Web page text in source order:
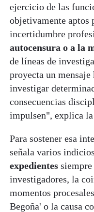
ejercicio de las
objetivamente aptos
incertidumbre
autocensura o a la
de líneas de
proyecta un
investigar
consecuencias
impulsen", explica
Para sostener esa
señala varios
expedientes
investigadores, la
momentos
Begoña' o la causa